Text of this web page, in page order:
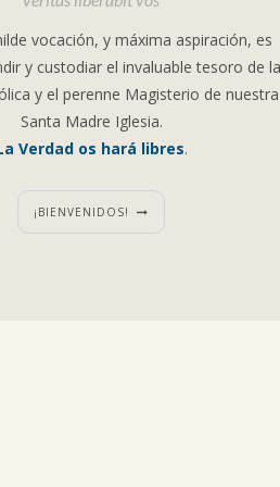
vocación, y máxima aspiración, es
y custodiar el invaluable tesoro de la
y el perenne Magisterio de nuestra
Santa Madre Iglesia.
Verdad os hará libres.
¡BIENVENIDOS!